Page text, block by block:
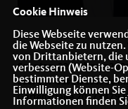
Sonntag, 22. Februar
Saal des Gasthauses
Gartenstraße 20, 73479
Cookie Hinweis
Diese Webseite
die Webseite zu
von Drittanbietern, die
verbessern (Website-
bestimmter Dienste,
Einwilligung können
Informationen finden